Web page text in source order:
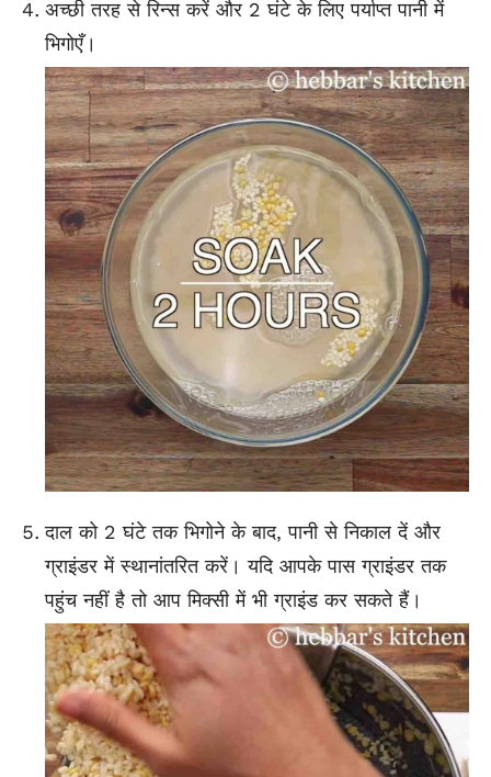
अच्छी तरह से रिन्स करें और 2 घंटे के लिए पर्याप्त पानी में
भिगोएँ।
दाल को 2 घंटे तक भिगोने के बाद, पानी से निकाल दें और
ग्राइंडर में स्थानांतरित करें। यदि आपके पास ग्राइंडर तक
पहुंच नहीं है तो आप मिक्सी में भी ग्राइंड कर सकते हैं।